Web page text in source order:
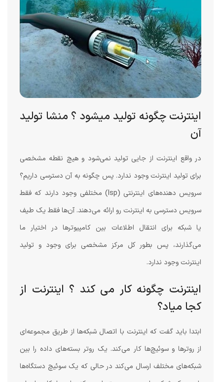
اینترنت چگونه تولید میشود ؟ منشا تولید
آن
در واقع اینترنت از جایی تولید نمی‌شود و هیچ نقطه مشخصی
برای تولید اینترنت وجود ندارد. پس چگونه به آن دسترسی داریم؟
سرویس دهنده‌های اینترنتی (Isp) مختلفی وجود دارند که فقط
سرویس دسترسی به اینترنت رو ارائه می‌دهند. آن‌ها فقط یک طیف
یا شبکه برای انتقال اطلاعات بین کامپیوترها در اختیار ما
می‌گذارند، پس بطور کل مرکز مشخصی برای وجود و تولید
اینترنت وجود ندارد.
اینترنت چگونه کار می کند ؟ اینترنت از
کجا میاد؟
ابتدا باید گفت که اینترنت با اتصال شبکه‌ها از طریق مجموعه‌ای
از روترها و سوئیچ‌ها کار می‌کند. یک روتر بسته‌های داده را بین
شبکه‌های مختلف ارسال می‌کند در حالی که یک سوئیچ دستگاه‌ها